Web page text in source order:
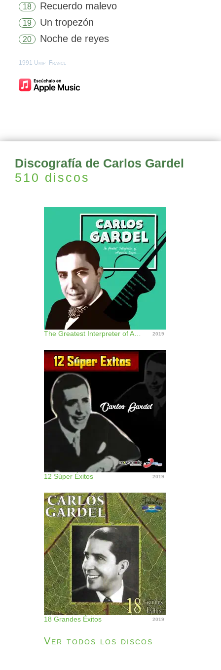
18 Recuerdo malevo
19 Un tropezón
20 Noche de reyes
1991 Umip- France
Discografía de Carlos Gardel
510 discos
2019
12 Súper Éxitos 2019
18 Grandes Éxitos 2019
Ver todos los discos